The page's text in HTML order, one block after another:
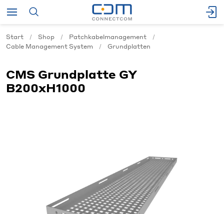
Start Shop
Patchkabelmanagement
Cable Management System
Grundplatten
CMS Grundplatte GY
B200xH1000